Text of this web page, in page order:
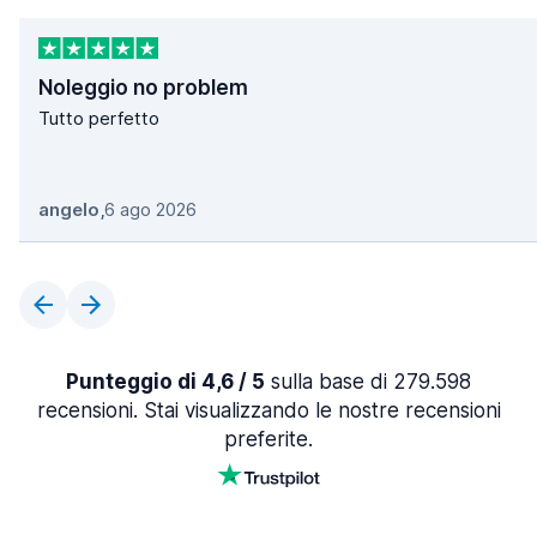
Noleggio no problem
Tutto perfetto
angelo,6 ago 2026
Punteggio di 4,6 / 5 sulla base di 279.598
recensioni. Stai visualizzando le nostre recensioni
preferite.